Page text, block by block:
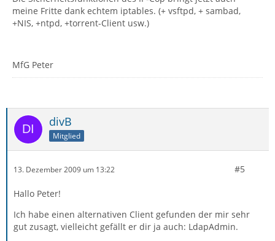
meine Fritte dank echtem iptables. (+ vsftpd, + sambad,
+NIS, +ntpd, +torrent-Client usw.)
MfG Peter
divB
Mitglied
13. Dezember 2009 um 13:22 #5
Hallo Peter!
Ich habe einen alternativen Client gefunden der mir sehr
gut zusagt, vielleicht gefällt er dir ja auch: LdapAdmin.